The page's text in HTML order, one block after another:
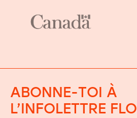
ABONNE-TOI À
L’INFOLETTRE FLO